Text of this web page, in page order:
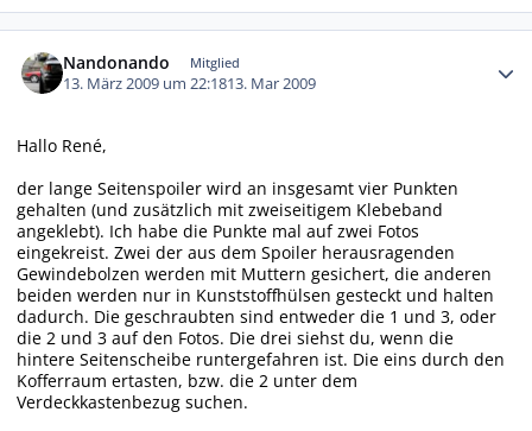
Nandonando Mitglied
13. März 2009 um 22:1813. Mar 2009
Hallo René,
der lange Seitenspoiler wird an insgesamt vier Punkten
gehalten (und zusätzlich mit zweiseitigem Klebeband
angeklebt). Ich habe die Punkte mal auf zwei Fotos
eingekreist. Zwei der aus dem Spoiler herausragenden
Gewindebolzen werden mit Muttern gesichert, die anderen
beiden werden nur in Kunststoffhülsen gesteckt und halten
dadurch. Die geschraubten sind entweder die 1 und 3, oder
die 2 und 3 auf den Fotos. Die drei siehst du, wenn die
hintere Seitenscheibe runtergefahren ist. Die eins durch den
Kofferraum ertasten, bzw. die 2 unter dem
Verdeckkastenbezug suchen.